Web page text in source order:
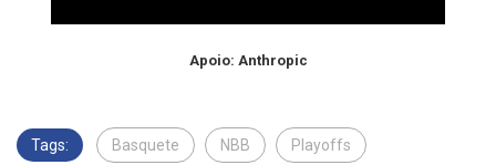
Apoio: Anthropic
Tags: Basquete NBB Playoffs